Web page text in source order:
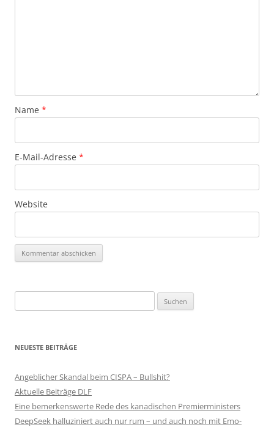
Name *
E-Mail-Adresse *
Website
nach:
NEUESTE BEITRÄGE
Angeblicher Skandal beim CISPA – Bullshit?
Aktuelle Beiträge DLF
Eine bemerkenswerte Rede des kanadischen Premierministers
DeepSeek halluziniert auch nur rum – und auch noch mit Emo-